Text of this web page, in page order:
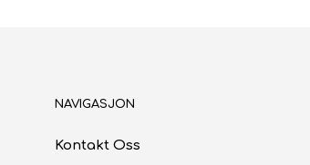
NAVIGASJON
Kontakt Oss